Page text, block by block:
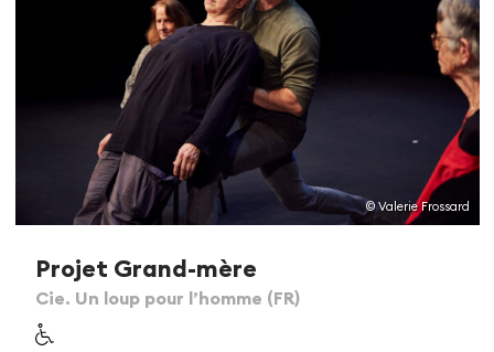
© Valerie Frossard
Projet Grand-mère
Cie. Un loup pour l’homme (FR)